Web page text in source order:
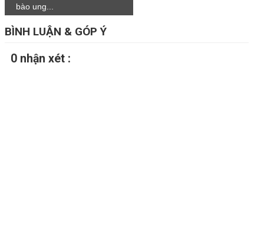
bào ung...
BÌNH LUẬN & GÓP Ý
0 nhận xét :